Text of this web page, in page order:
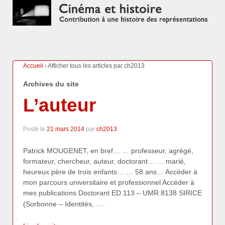
Accueil ›Afficher tous les articles par ch2013
Archives du site
L’auteur
Posté le 21 mars 2014 par ch2013
Patrick MOUGENET, en bref… … professeur, agrégé,
formateur, chercheur, auteur, doctorant… … marié,
heureux père de trois enfants… … 58 ans… Accéder à
mon parcours universitaire et professionnel Accéder à
mes publications Doctorant ED 113 – UMR 8138 SIRICE
(Sorbonne – Identités,
…